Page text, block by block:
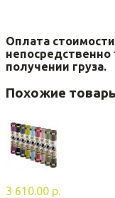
Оплата
непосредственно
получении груза.
Похожие
3 610.00 р.